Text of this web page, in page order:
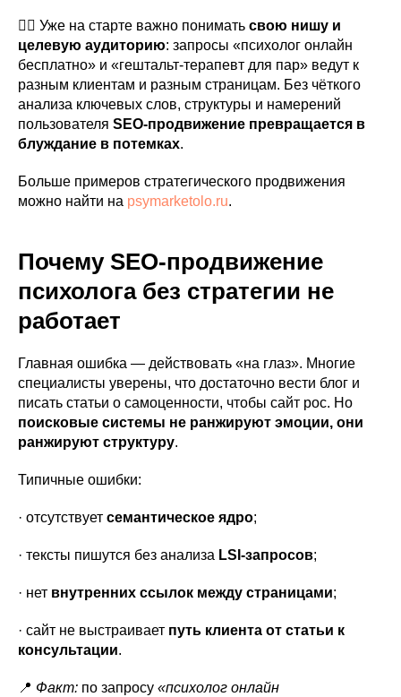
👉🏻 Уже на старте важно понимать свою нишу и
целевую аудиторию: запросы «психолог онлайн
бесплатно» и «гештальт-терапевт для пар» ведут к
разным клиентам и разным страницам. Без чёткого
анализа ключевых слов, структуры и намерений
пользователя SEO-продвижение превращается в
блуждание в потемках.
Больше примеров стратегического продвижения
можно найти на psymarketolo.ru.
Почему SEO-продвижение
психолога без стратегии не
работает
Главная ошибка — действовать «на глаз». Многие
специалисты уверены, что достаточно вести блог и
писать статьи о самоценности, чтобы сайт рос. Но
поисковые системы не ранжируют эмоции, они
ранжируют структуру.
Типичные ошибки:
· отсутствует семантическое ядро;
· тексты пишутся без анализа LSI-запросов;
· нет внутренних ссылок между страницами;
· сайт не выстраивает путь клиента от статьи к
консультации.
📍 Факт: по запросу «психолог онлайн